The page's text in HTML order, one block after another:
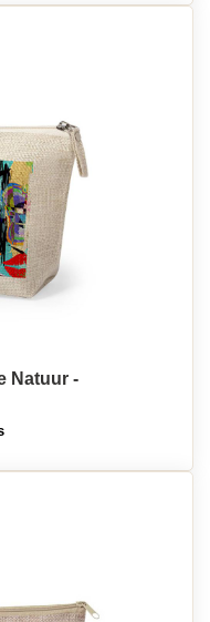
Natuur -